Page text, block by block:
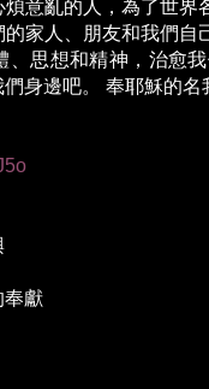
意亂的人，為了世界
家人、朋友和我們自
、思想和精神，治愈
身邊吧。
奉耶穌的名
奉獻